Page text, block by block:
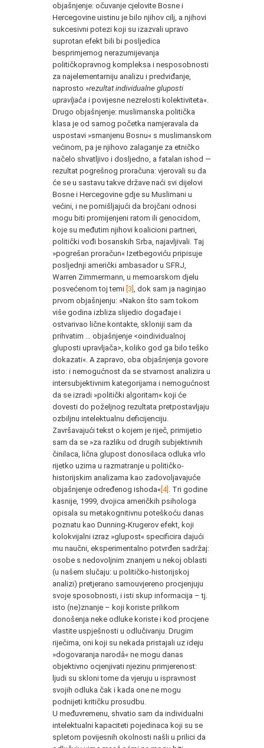
objašnjenje: očuvanje cjelovite Bosne i
Hercegovine uistinu je bilo njihov cilj, a njihovi
sukcesivni potezi koji su izazvali upravo
suprotan efekt bili bi posljedica
besprimjernog nerazumijevanja
političkopravnog kompleksa i nesposobnosti
za najelementarniju analizu i predviđanje,
naprosto »rezultat individualne gluposti
upravljača i povijesne nezrelosti kolektiviteta«.
Drugo objašnjenje: muslimanska politička
klasa je od samog početka namjeravala da
uspostavi »smanjenu Bosnu« s muslimanskom
većinom, pa je njihovo zalaganje za etničko
načelo shvatljivo i dosljedno, a fatalan ishod —
rezultat pogrešnog proračuna: vjerovali su da
će se u sastavu takve države naći svi dijelovi
Bosne i Hercegovine gdje su Muslimani u
većini, i ne pomišljajući da brojčani odnosi
mogu biti promijenjeni ratom ili genocidom,
koje su međutim njihovi koalicioni partneri,
politički vođi bosanskih Srba, najavljivali. Taj
»pogrešan proračun« Izetbegoviću pripisuje
posljednji američki ambasador u SFRJ,
Warren Zimmermann, u memoarskom djelu
posvećenom toj temi [3]
, dok sam ja naginjao
prvom objašnjenju: »Nakon što sam tokom
više godina izbliza slijedio događaje i
ostvarivao lične kontakte, skloniji sam da
prihvatim … objašnjenje <oindividualnoj
gluposti upravljača>, koliko god ga bilo teško
dokazati«. A zapravo, oba objašnjenja govore
isto: i nemogućnost da se stvarnost analizira u
intersubjektivnim kategorijama i nemogućnost
da se izradi »politički algoritam« koji će
dovesti do poželjnog rezultata pretpostavljaju
ozbiljnu intelektualnu deficijenciju.
Završavajući tekst o kojem je riječ, primijetio
sam da se »za razliku od drugih subjektivnih
činilaca, lična glupost donosilaca odluka vrlo
rijetko uzima u razmatranje u političko-
historijskim analizama kao zadovoljavajuće
objašnjenje određenog ishoda« [4] . Tri godine
kasnije, 1999, dvojica američkih psihologa
opisala su metakognitivnu poteškoću danas
poznatu kao Dunning-Krugerov efekt, koji
kolokvijalni izraz »glupost« specificira dajući
mu naučni, eksperimentalno potvrđen sadržaj:
osobe s nedovoljnim znanjem u nekoj oblasti
(u našem slučaju: u političko-historijskoj
analizi) pretjerano samouvjereno procjenjuju
svoje sposobnosti, i isti skup informacija – tj.
isto (ne)znanje – koji koriste prilikom
donošenja neke odluke koriste i kod procjene
vlastite uspješnosti u odlučivanju. Drugim
riječima, oni koji su nekada pristajali uz ideju
»dogovaranja narodâ« ne mogu danas
objektivno ocjenjivati njezinu primjerenost:
ljudi su skloni tome da vjeruju u ispravnost
svojih odluka čak i kada one ne mogu
podnijeti kritičku prosudbu.
U međuvremenu, shvatio sam da individualni
intelektualni kapaciteti pojedinaca koji su se
spletom povijesnih okolnosti našli u prilici da